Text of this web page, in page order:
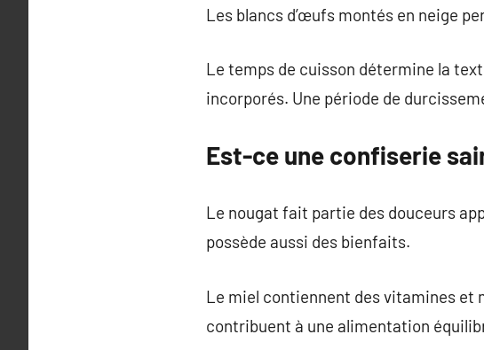
Les blancs d’œufs montés en neige
Le temps de cuisson détermine la
incorporés. Une période de
Est-ce une confiserie
Le nougat fait partie des douceurs
possède aussi des bienfaits.
Le miel contiennent des vitamines et
contribuent à une alimentation